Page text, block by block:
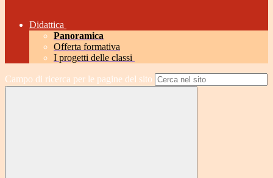
Didattica
Panoramica
Offerta formativa
I progetti delle classi
Campo di ricerca per le pagine del sito